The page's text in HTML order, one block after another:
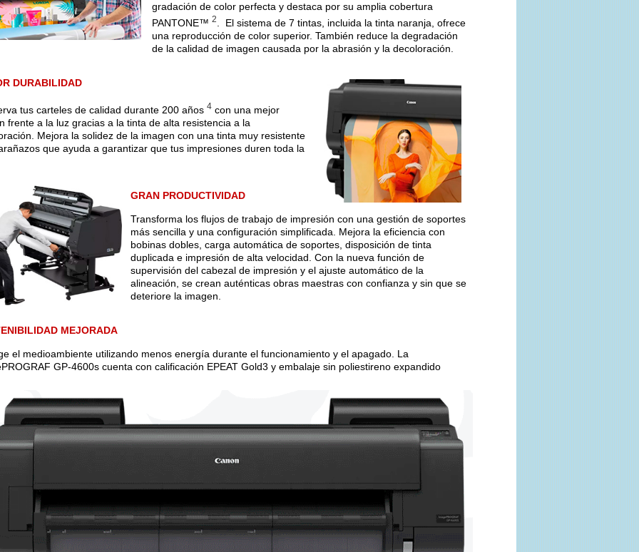
gradación de color perfecta y destaca por su amplia cobertura
PANTONE™2
. El sistema de 7 tintas, incluida la tinta naranja, ofrece
una reproducción de color superior. También reduce la degradación
de la calidad de imagen causada por la abrasión y la decoloración.
DURABILIDAD
tus carteles de calidad durante 200 años 4con una mejor
frente a la luz gracias a la tinta de alta resistencia a la
Mejora la solidez de la imagen con una tinta muy resistente
que ayuda a garantizar que tus impresiones duren toda la
GRAN PRODUCTIVIDAD
Transforma los flujos de trabajo de impresión con una gestión de soportes
más sencilla y una configuración simplificada. Mejora la eficiencia con
bobinas dobles, carga automática de soportes, disposición de tinta
duplicada e impresión de alta velocidad. Con la nueva función de
supervisión del cabezal de impresión y el ajuste automático de la
alineación, se crean auténticas obras maestras con confianza y sin que se
deteriore la imagen
MEJORADA
el medioambiente utilizando menos energía durante el funcionamiento y el apagado. La
GP-4600s cuenta con calificación EPEAT Gold3 y embalaje sin poliestireno expandido